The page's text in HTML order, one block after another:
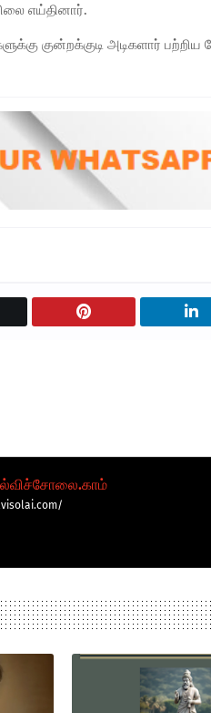
எய்தினார்.
குன்றக்குடி அடிகளார்